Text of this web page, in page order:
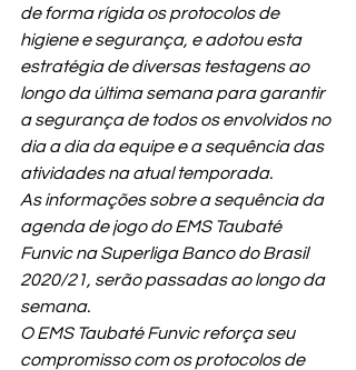
de forma rígida os protocolos de
higiene e segurança, e adotou esta
estratégia de diversas testagens ao
longo da última semana para garantir
a segurança de todos os envolvidos no
dia a dia da equipe e a sequência das
atividades na atual temporada.
As informações sobre a sequência da
agenda de jogo do EMS Taubaté
Funvic na Superliga Banco do Brasil
2020/21, serão passadas ao longo da
semana.
O EMS Taubaté Funvic reforça seu
compromisso com os protocolos de